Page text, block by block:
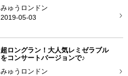
みゅうロンドン
2019-05-03
超ロングラン！大人気レミゼラブル
をコンサートバージョンで♪
みゅうロンドン